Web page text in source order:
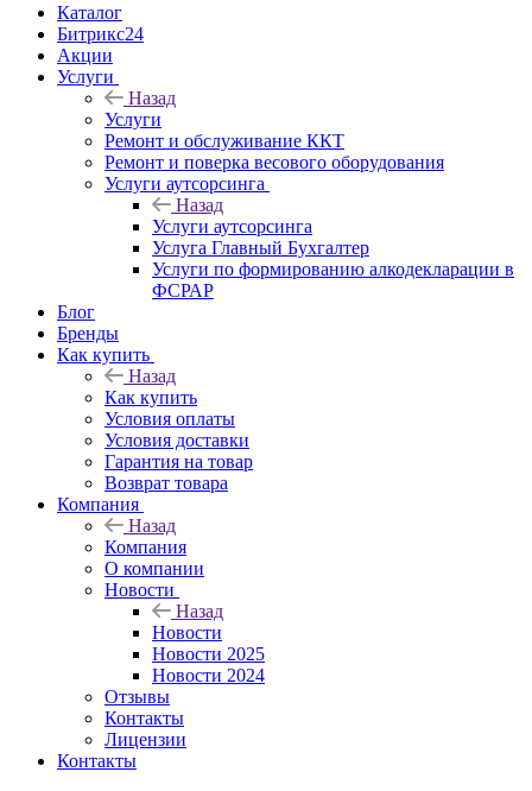
Каталог
Битрикс24
Акции
Услуги
Назад
Услуги
Ремонт и обслуживание ККТ
Ремонт и поверка весового оборудования
Услуги аутсорсинга
Назад
Услуги аутсорсинга
Услуга Главный Бухгалтер
Услуги по формированию алкодекларации в
ФСРАР
Блог
Бренды
Как купить
Назад
Как купить
Условия оплаты
Условия доставки
Гарантия на товар
Возврат товара
Компания
Назад
Компания
О компании
Новости
Назад
Новости
Новости 2025
Новости 2024
Отзывы
Контакты
Лицензии
Контакты